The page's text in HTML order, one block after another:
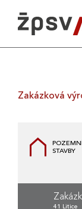
content
Zakázková
STAVBY
41 Litice